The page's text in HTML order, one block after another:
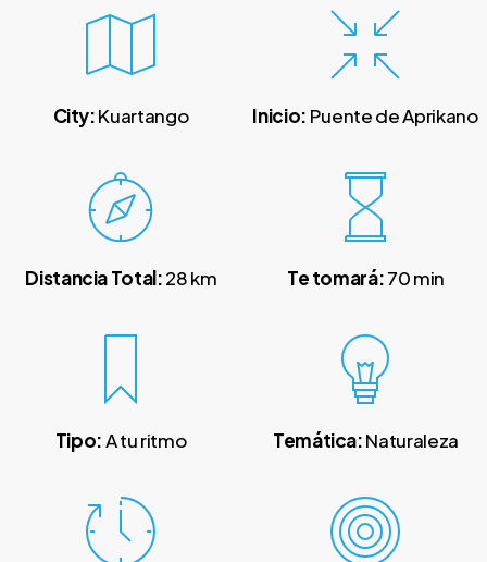
City:Kuartango Inicio: Puente de Aprikano
Distancia Total:28 km Te tomará:70 min
Tipo:A tu ritmo Temática:Naturaleza